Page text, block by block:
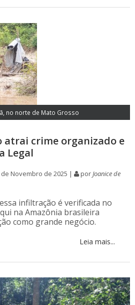
no norte de Mato Grosso
atrai crime organizado e
Legal
Novembro de 2025 | porJoanice de
infiltração é verificada no
na Amazônia brasileira
como grande negócio.
Leia mais...